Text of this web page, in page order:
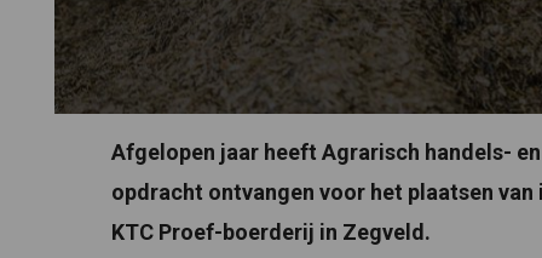
Afgelopen jaar heeft Agrarisch handels-
opdracht ontvangen voor het plaatsen
KTC Proef-boerderij in Zegveld.